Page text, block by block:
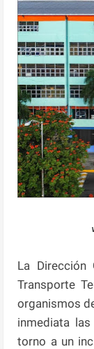
La Dirección
Transporte
organismos
inmediata
torno a un